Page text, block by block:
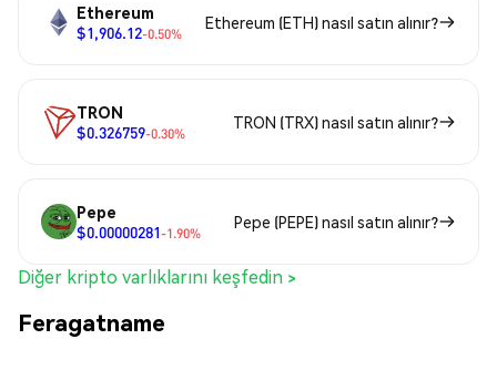
Ethereum
$1,906.12-0.50%
Ethereum (ETH) nasıl satın alınır?
TRON
$0.326759-0.30%
TRON (TRX) nasıl satın alınır?
Pepe
$0.00000281-1.90%
Pepe (PEPE) nasıl satın alınır?
Diğer kripto varlıklarını keşfedin >
Feragatname